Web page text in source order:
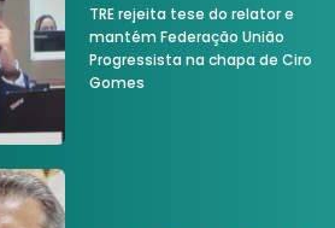
TRE rejeita tese do relator e
mantém Federação União
Progressista na chapa de Ciro
Gomes